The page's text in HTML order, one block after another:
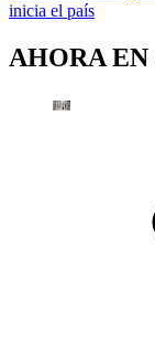
inicia el país
AHORA EN